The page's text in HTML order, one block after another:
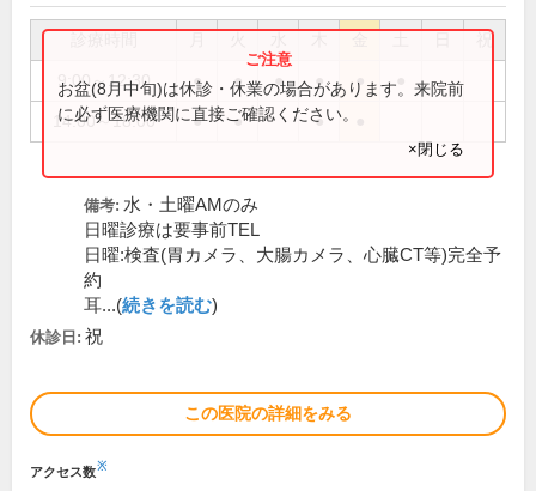
祝
9:00～12:30 ● ● ● ● ●
14:00～18:00 ● ● ●
お盆(8月中旬)は休診・休業の場合があります。来院前
に必ず医療機関に直接ご確認ください。
×閉じる
備考: 水・土曜AMのみ
日曜診療は要事前TEL
日曜:検査(胃カメラ、大腸カメラ、心臓CT等)完全予
約
耳...(続きを読む)
休診日: 祝
この医院の詳細をみる
アクセス数※